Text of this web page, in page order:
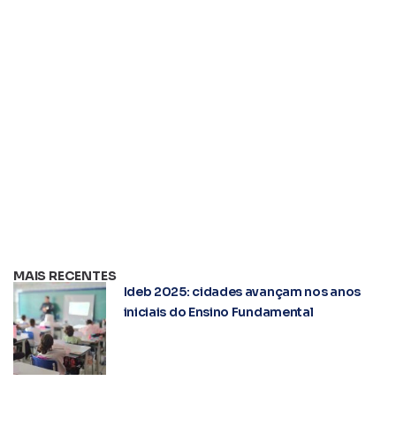
MAIS RECENTES
Ideb 2025: cidades avançam nos anos
iniciais do Ensino Fundamental